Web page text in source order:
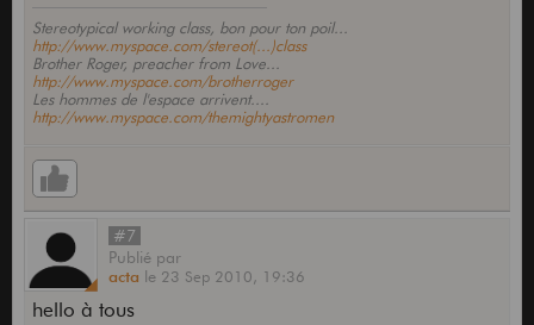
Stereotypical working class, bon pour ton poil...
http://www.myspace.com/stereot(...)class
Brother Roger, preacher from Love...
http://www.myspace.com/brotherroger
Les hommes de l'espace arrivent....
http://www.myspace.com/themightyastromen
#7
Publié par
acta le 23 Sep 2010, 19:36
hello à tous